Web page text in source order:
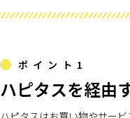
ポイント1
ハピタスを経由